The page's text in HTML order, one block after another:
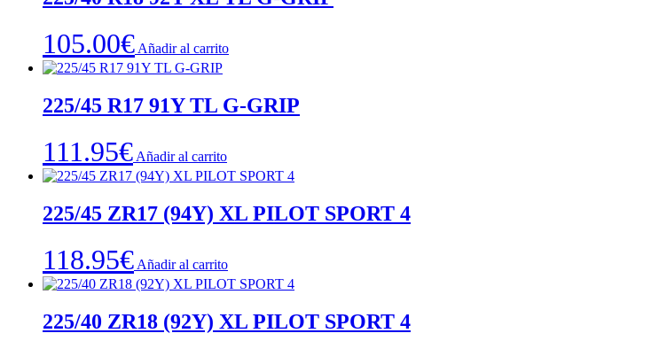
105.00€ Añadir al carrito
225/45 R17 91Y TL G-GRIP
111.95€ Añadir al carrito
225/45 ZR17 (94Y) XL PILOT SPORT 4
118.95€ Añadir al carrito
225/40 ZR18 (92Y) XL PILOT SPORT 4